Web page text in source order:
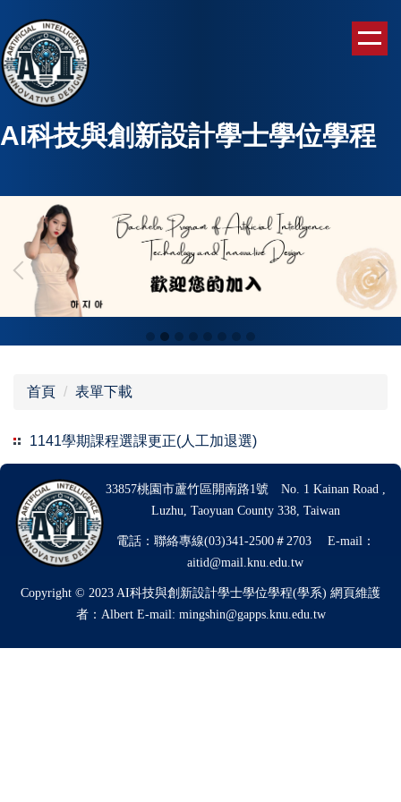
到
主
要
內
區
AI科技與創新設計學士學位學程
首頁 表單下載
1141學期課程選課更正(人工加退選)
33857桃園市蘆竹區開南路1號 No. 1 Kainan Road ,
Luzhu, Taoyuan County 338, Taiwan
電話：聯絡專線(03)341-2500＃2703 E-mail：
aitid@mail.knu.edu.tw
Copyright © 2023 AI科技與創新設計學士學位學程(學系) 網頁維護
者：Albert E-mail: mingshin@gapps.knu.edu.tw